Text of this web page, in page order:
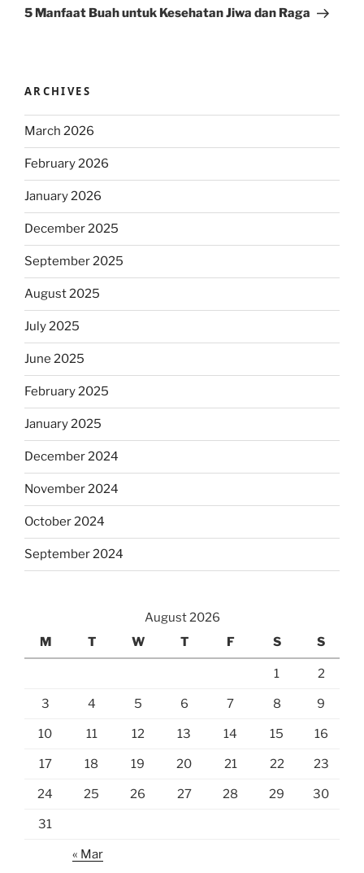
Post
5 Manfaat Buah untuk Kesehatan Jiwa dan Raga
ARCHIVES
March 2026
February 2026
January 2026
December 2025
September 2025
August 2025
July 2025
June 2025
February 2025
January 2025
December 2024
November 2024
October 2024
September 2024
August 2026
M
T W T F S S
1 2
3 4 5 6 7 8 9
10 11 12 13 14 15 16
17 18 19 20 21 22 23
24 25 26 27 28 29 30
31
« Mar